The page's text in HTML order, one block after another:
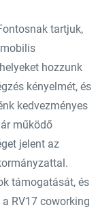
tartjuk,
hozzunk
kényelmét, és
kedvezményes
működő
jelent az
támogatását, és
RV17 coworking